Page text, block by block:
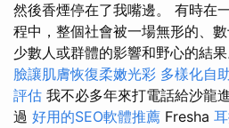
然後香煙停在了我嘴邊。 有時在
程中，整個社會被一場無形的、
少數人或群體的影響和野心的結果
臉讓肌膚恢復柔嫩光彩 多樣化自
評估 我不必多年來打電話給沙龍
過 好用的SEO軟體推薦 Fresha